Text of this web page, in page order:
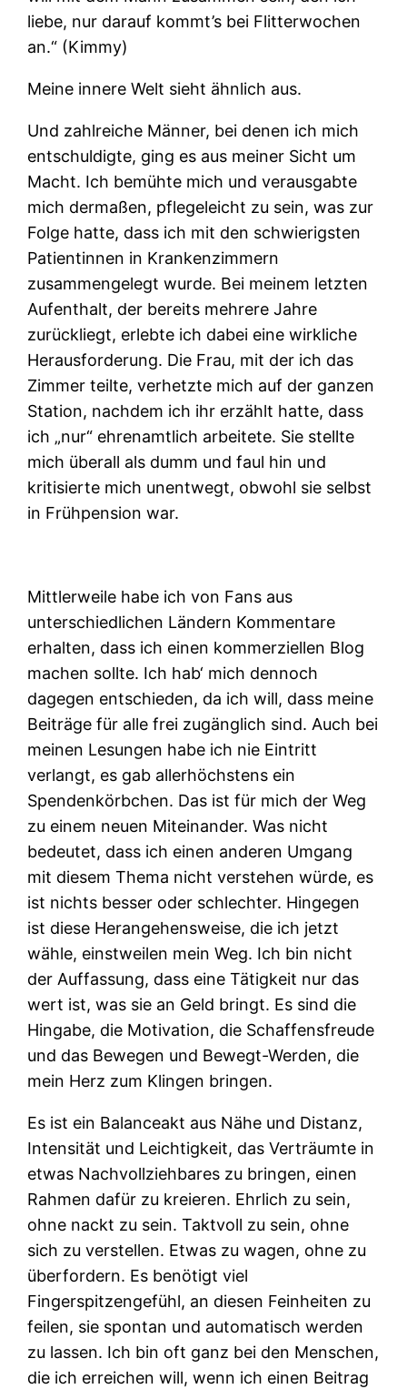
liebe, nur darauf kommt’s bei Flitterwochen
an.“ (Kimmy)
Meine innere Welt sieht ähnlich aus.
Und zahlreiche Männer, bei denen ich mich
entschuldigte, ging es aus meiner Sicht um
Macht. Ich bemühte mich und verausgabte
mich dermaßen, pflegeleicht zu sein, was zur
Folge hatte, dass ich mit den schwierigsten
Patientinnen in Krankenzimmern
zusammengelegt wurde. Bei meinem letzten
Aufenthalt, der bereits mehrere Jahre
zurückliegt, erlebte ich dabei eine wirkliche
Herausforderung. Die Frau, mit der ich das
Zimmer teilte, verhetzte mich auf der ganzen
Station, nachdem ich ihr erzählt hatte, dass
ich „nur“ ehrenamtlich arbeitete. Sie stellte
mich überall als dumm und faul hin und
kritisierte mich unentwegt, obwohl sie selbst
in Frühpension war.
Mittlerweile habe ich von Fans aus
unterschiedlichen Ländern Kommentare
erhalten, dass ich einen kommerziellen Blog
machen sollte. Ich hab‘ mich dennoch
dagegen entschieden, da ich will, dass meine
Beiträge für alle frei zugänglich sind. Auch bei
meinen Lesungen habe ich nie Eintritt
verlangt, es gab allerhöchstens ein
Spendenkörbchen. Das ist für mich der Weg
zu einem neuen Miteinander. Was nicht
bedeutet, dass ich einen anderen Umgang
mit diesem Thema nicht verstehen würde, es
ist nichts besser oder schlechter. Hingegen
ist diese Herangehensweise, die ich jetzt
wähle, einstweilen mein Weg. Ich bin nicht
der Auffassung, dass eine Tätigkeit nur das
wert ist, was sie an Geld bringt. Es sind die
Hingabe, die Motivation, die Schaffensfreude
und das Bewegen und Bewegt-Werden, die
mein Herz zum Klingen bringen.
Es ist ein Balanceakt aus Nähe und Distanz,
Intensität und Leichtigkeit, das Verträumte in
etwas Nachvollziehbares zu bringen, einen
Rahmen dafür zu kreieren. Ehrlich zu sein,
ohne nackt zu sein. Taktvoll zu sein, ohne
sich zu verstellen. Etwas zu wagen, ohne zu
überfordern. Es benötigt viel
Fingerspitzengefühl, an diesen Feinheiten zu
feilen, sie spontan und automatisch werden
zu lassen. Ich bin oft ganz bei den Menschen,
die ich erreichen will, wenn ich einen Beitrag